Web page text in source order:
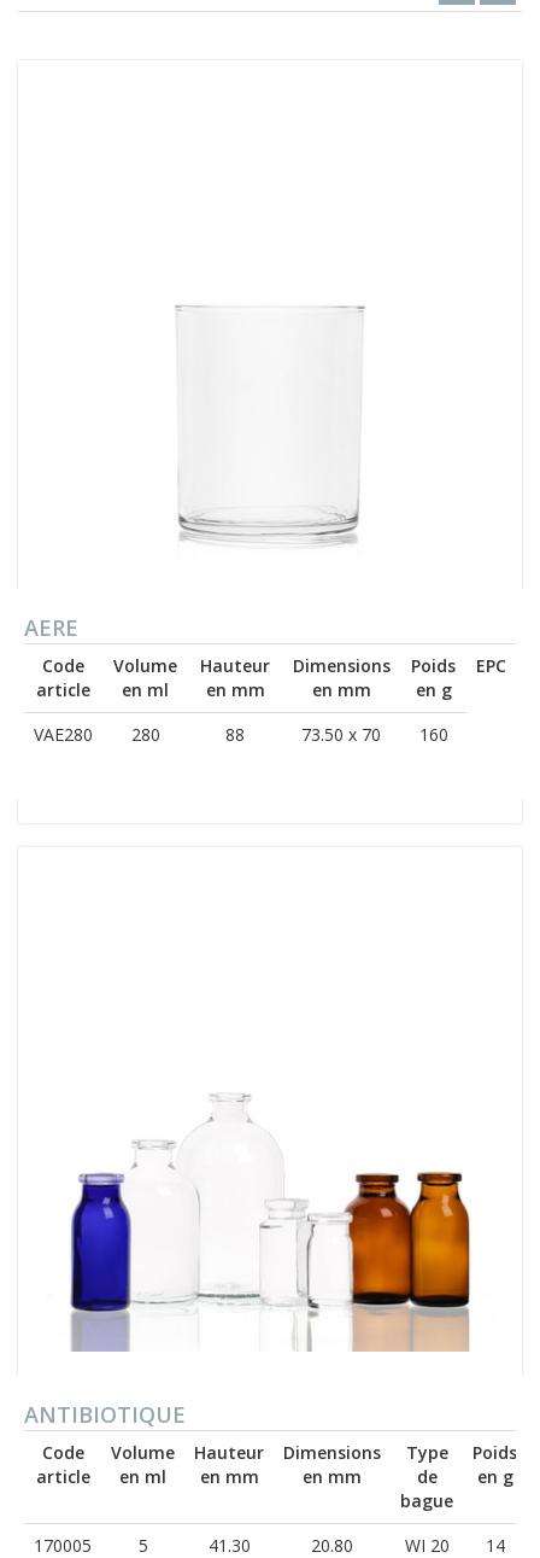
AERE
Code
article
Volume
en ml
Hauteur
en mm
Dimensions
en mm
Poids
en g
EPC
VAE280 280 88 73.50 x 70 160
ANTIBIOTIQUE
Code
article
Volume
en ml
Hauteur
en mm
Dimensions
en mm
Type
de
bague
Poids
en g
170005 5 41.30 20.80 WI 20
14